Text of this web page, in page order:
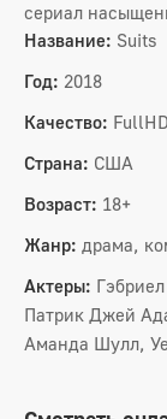
сериал
Название: Suits
Год: 2018
Качество:
Страна: США
Возраст: 18+
Жанр: драма,
Актеры:
Патрик Джей
Аманда Шулл,